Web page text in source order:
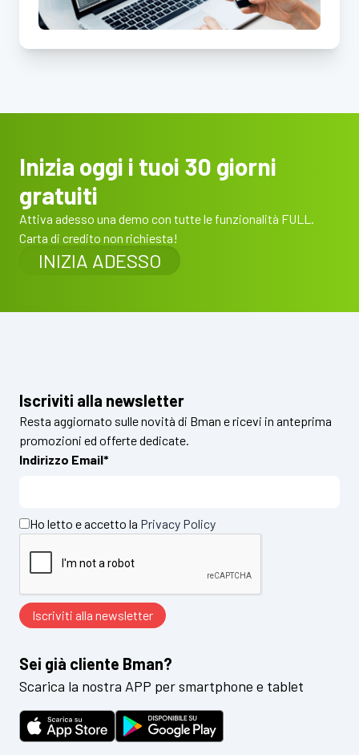
Inizia oggi i tuoi 30 giorni
gratuiti
Attiva adesso una demo con tutte le funzionalità FULL.
Carta di credito non richiesta!
INIZIA ADESSO
Iscriviti alla newsletter
Resta aggiornato sulle novità di Bman e ricevi in anteprima
promozioni ed offerte dedicate.
Indirizzo Email*
Ho letto e accetto la Privacy Policy
Sei già cliente Bman?
Scarica la nostra APP per smartphone e tablet